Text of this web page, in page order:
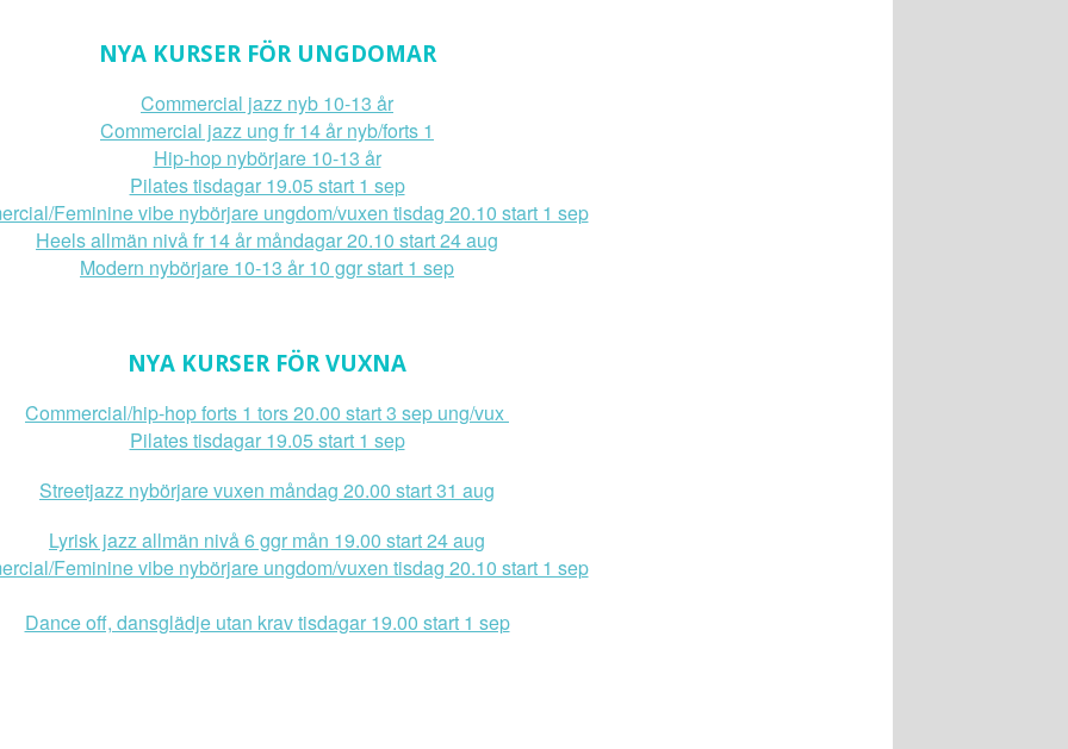
NYA KURSER FÖR UNGDOMAR
Commercial jazz nyb 10-13 år
Commercial jazz ung fr 14 år nyb/forts 1
Hip-hop nybörjare 10-13 år
Pilates tisdagar 19.05 start 1 sep
Feminine vibe nybörjare ungdom/vuxen tisdag 20.10 start 1 sep
Heels allmän nivå fr 14 år måndagar 20.10 start 24 aug
Modern nybörjare 10-13 år 10 ggr start 1 sep
NYA KURSER FÖR VUXNA
Commercial/hip-hop forts 1 tors 20.00 start 3 sep ung/vux
Pilates tisdagar 19.05 start 1 sep
Streetjazz nybörjare vuxen måndag 20.00 start 31 aug
Lyrisk jazz allmän nivå 6 ggr mån 19.00 start 24 aug
Feminine vibe nybörjare ungdom/vuxen tisdag 20.10 start 1 sep
Dance off, dansglädje utan krav tisdagar 19.00 start 1 sep